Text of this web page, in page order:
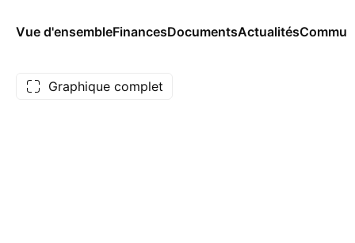
Vue d'ensembleFinancesDocumentsActualités
Graphique complet